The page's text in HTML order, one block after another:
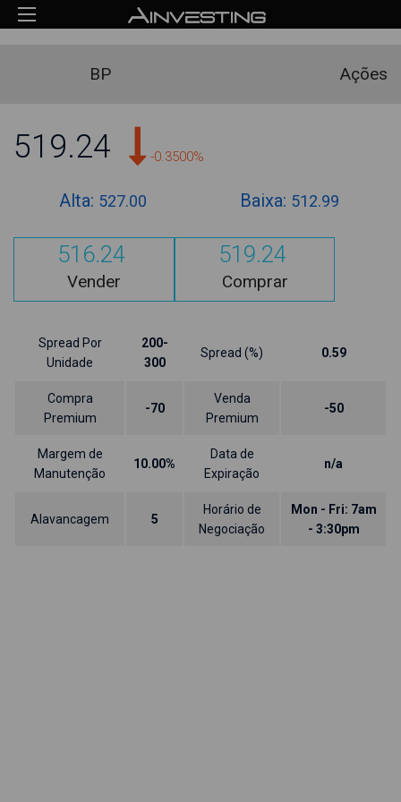
BP Ações
519.24 -0.3500%
Alta: 527.00 Baixa: 512.99
516.24
Vender
519.24
Comprar
Spread Por
Unidade
200-
300
Spread (%) 0.59
Compra
Premium
-70
Venda
Premium
-50
Margem de
Manutenção
10.00%
Data de
Expiração
n/a
Alavancagem 5
Horário de
Negociação
Mon - Fri: 7am
- 3:30pm